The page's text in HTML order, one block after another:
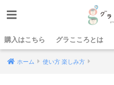
購入はこちら グラこころとは
ホーム 使い方 楽しみ方